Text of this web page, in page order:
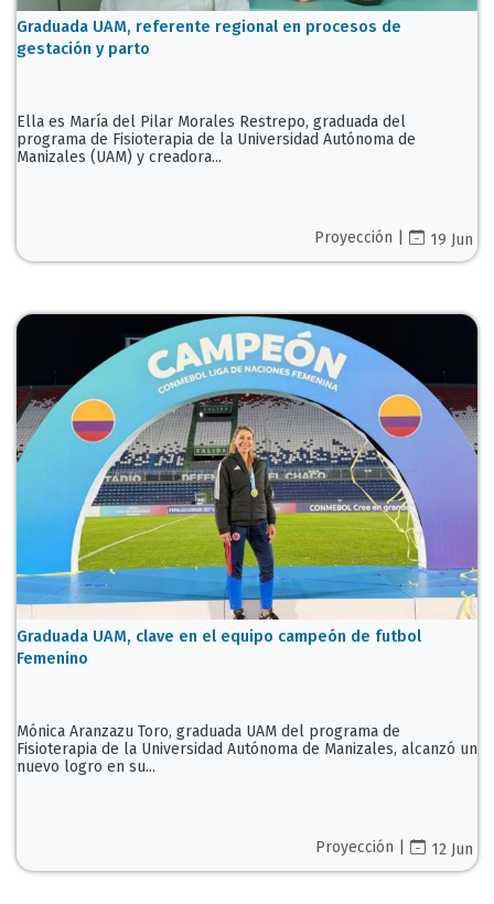
Graduada UAM, referente regional en procesos de
gestación y parto
Ella es María del Pilar Morales Restrepo, graduada del
programa de Fisioterapia de la Universidad Autónoma de
Manizales (UAM) y creadora...
Proyección | 19 Jun
Graduada UAM, clave en el equipo campeón de futbol
Femenino
Mónica Aranzazu Toro, graduada UAM del programa de
Fisioterapia de la Universidad Autónoma de Manizales, alcanzó un
nuevo logro en su...
Proyección | 12 Jun